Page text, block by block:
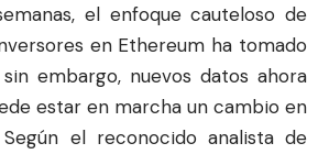
el enfoque cauteloso de
en Ethereum ha tomado
embargo, nuevos datos ahora
estar en marcha un cambio en
el reconocido analista de